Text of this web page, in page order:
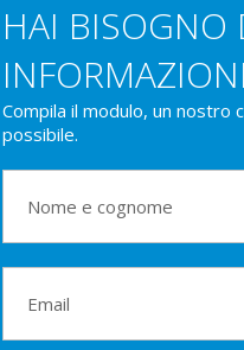
HAI BISOGNO
Compila il modulo, un
possibile.